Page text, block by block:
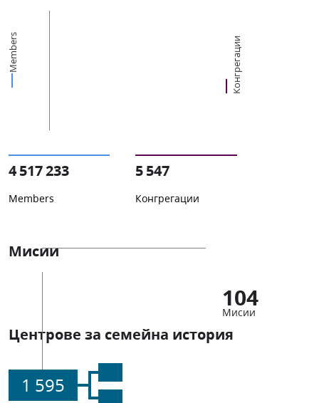
Members Конгрегации
4 517 233
Members
5 547
Конгрегации
Мисии
104
Мисии
Центрове за семейна история
1 595